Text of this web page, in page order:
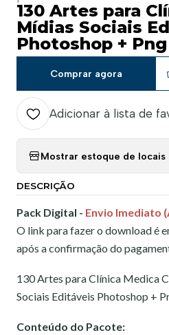
130 Artes para
Mídias Sociais
Photoshop + Png
Comprar agora
Adicionar à lista de
Mostrar estoque de locais
DESCRIÇÃO
Pack Digital - Envio Imediato
O link para fazer o download é
após a confirmação do
130 Artes para Clínica Medica
Sociais Editáveis Photoshop +
Conteúdo do Pacote: